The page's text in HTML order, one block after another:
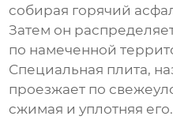
собирая горячий
Затем он
по намеченной
Специальная плита,
проезжает по
сжимая и уплотняя его.